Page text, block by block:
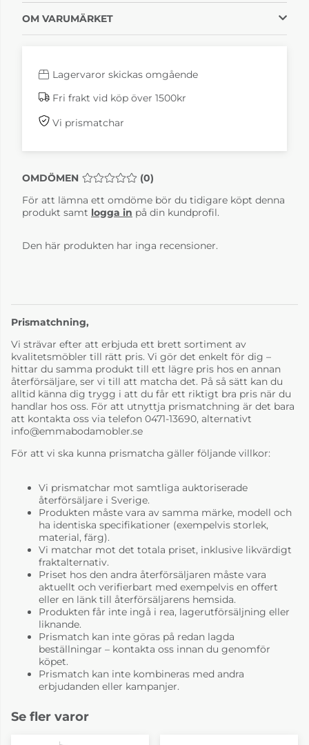
String Lådhurts
Svartbetsad ask
4 845 kr 5 390 kr
String Lådhurts
Vitlack
OM VARUMÄRKET
Lagervaror skickas omgående
Fri frakt vid köp över 1500kr
Vi prismatchar
OMDÖMEN MEDELBETYG 0 AV 5 ANTAL BETYG 0
(0)
För att lämna ett omdöme bör du tidigare köpt denna
produkt samt logga in på din kundprofil.
Den här produkten har inga recensioner.
Prismatchning,
Vi strävar efter att erbjuda ett brett sortiment av
kvalitetsmöbler till rätt pris. Vi gör det enkelt för dig –
hittar du samma produkt till ett lägre pris hos en annan
återförsäljare, ser vi till att matcha det. På så sätt kan du
alltid känna dig trygg i att du får ett riktigt bra pris när du
handlar hos oss. För att utnyttja prismatchning är det bara
att kontakta oss via telefon 0471-13690, alternativt
info@emmabodamobler.se
För att vi ska kunna prismatcha gäller följande villkor:
Vi prismatchar mot samtliga auktoriserade
återförsäljare i Sverige.
Produkten måste vara av samma märke, modell och
ha identiska specifikationer (exempelvis storlek,
material, färg).
Vi matchar mot det totala priset, inklusive likvärdigt
fraktalternativ.
Priset hos den andra återförsäljaren måste vara
aktuellt och verifierbart med exempelvis en offert
eller en länk till återförsäljarens hemsida.
Produkten får inte ingå i rea, lagerutförsäljning eller
liknande.
Prismatch kan inte göras på redan lagda
beställningar – kontakta oss innan du genomför
köpet.
Prismatch kan inte kombineras med andra
erbjudanden eller kampanjer.
Se fler varor